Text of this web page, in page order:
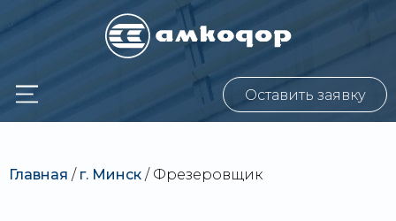
Оставить заявку
Главная / г. Минск / Фрезеровщик